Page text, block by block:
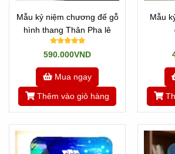
Mẫu kỷ niệm chương đế gỗ
hình thang Thân Pha lê
590.000VND
Mua ngay
Thêm vào giỏ hàng
Mẫu